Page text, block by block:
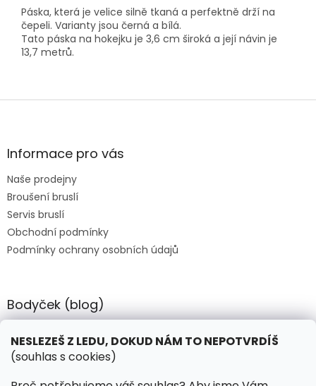
NESLEZEŠ Z LEDU, DOKUD NÁM TO NEPOTVRDÍŠ
(souhlas s cookies)
Páska, která je velice silně tkaná a perfektně drží na
čepeli. Varianty jsou černá a bílá.
Tato páska na hokejku je 3,6 cm široká a její návin je
13,7 metrů.
Z
aInformace pro vás
Naše prodejny
Broušení bruslí
Servis bruslí
Obchodní podmínky
Podmínky ochrany osobních údajů
Bodyček (blog)
BIOSTEEL - Kdy je vhodné pít protein?